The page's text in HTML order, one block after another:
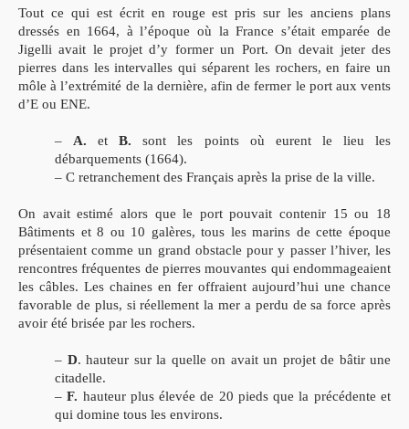
Tout ce qui est écrit en rouge est pris sur les anciens plans
dressés en 1664, à l’époque où la France s’était emparée de
Jigelli avait le projet d’y former un Port. On devait jeter des
pierres dans les intervalles qui séparent les rochers, en faire un
môle à l’extrémité de la dernière, afin de fermer le port aux vents
d’E ou ENE.
–A. et B. sont les points où eurent le lieu les
débarquements (1664).
– C retranchement des Français après la prise de la ville.
On avait estimé alors que le port pouvait contenir 15 ou 18
Bâtiments et 8 ou 10 galères, tous les marins de cette époque
présentaient comme un grand obstacle pour y passer l’hiver, les
rencontres fréquentes de pierres mouvantes qui endommageaient
les câbles. Les chaines en fer offraient aujourd’hui une chance
favorable de plus, si réellement la mer a perdu de sa force après
avoir été brisée par les rochers.
– D. hauteur sur la quelle on avait un projet de bâtir une
citadelle.
–F. hauteur plus élevée de 20 pieds que la précédente et
qui domine tous les environs.